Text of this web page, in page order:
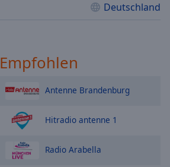
Deutschland
Empfohlen
Antenne Brandenburg
Hitradio antenne 1
Radio Arabella